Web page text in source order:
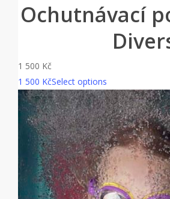
Ochutnávací
1 500 Kč
1 500 KčSelect options